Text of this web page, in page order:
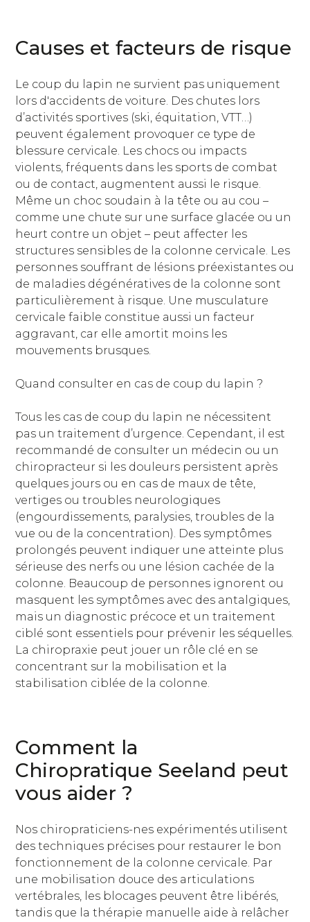
Causes et facteurs de risque
Le coup du lapin ne survient pas uniquement
lors d'accidents de voiture. Des chutes lors
d’activités sportives (ski, équitation, VTT…)
peuvent également provoquer ce type de
blessure cervicale. Les chocs ou impacts
violents, fréquents dans les sports de combat
ou de contact, augmentent aussi le risque.
Même un choc soudain à la tête ou au cou –
comme une chute sur une surface glacée ou un
heurt contre un objet – peut affecter les
structures sensibles de la colonne cervicale. Les
personnes souffrant de lésions préexistantes ou
de maladies dégénératives de la colonne sont
particulièrement à risque. Une musculature
cervicale faible constitue aussi un facteur
aggravant, car elle amortit moins les
mouvements brusques.
Quand consulter en cas de coup du lapin ?
Tous les cas de coup du lapin ne nécessitent
pas un traitement d’urgence. Cependant, il est
recommandé de consulter un médecin ou un
chiropracteur si les douleurs persistent après
quelques jours ou en cas de maux de tête,
vertiges ou troubles neurologiques
(engourdissements, paralysies, troubles de la
vue ou de la concentration). Des symptômes
prolongés peuvent indiquer une atteinte plus
sérieuse des nerfs ou une lésion cachée de la
colonne. Beaucoup de personnes ignorent ou
masquent les symptômes avec des antalgiques,
mais un diagnostic précoce et un traitement
ciblé sont essentiels pour prévenir les séquelles.
La chiropraxie peut jouer un rôle clé en se
concentrant sur la mobilisation et la
stabilisation ciblée de la colonne.
Comment la
Chiropratique Seeland peut
vous aider ?
Nos chiropraticiens-nes expérimentés utilisent
des techniques précises pour restaurer le bon
fonctionnement de la colonne cervicale. Par
une mobilisation douce des articulations
vertébrales, les blocages peuvent être libérés,
tandis que la thérapie manuelle aide à relâcher